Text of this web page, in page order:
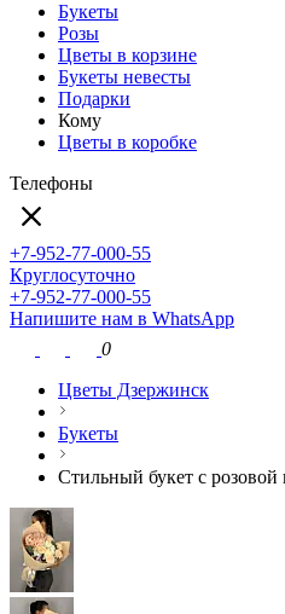
Букеты
Розы
Цветы в корзине
Букеты невесты
Подарки
Кому
Цветы в коробке
Телефоны
+7-952-77-000-55
Круглосуточно
+7-952-77-000-55
Напишите нам в WhatsApp
0
Цветы Дзержинск
Букеты
Стильный букет с розовой